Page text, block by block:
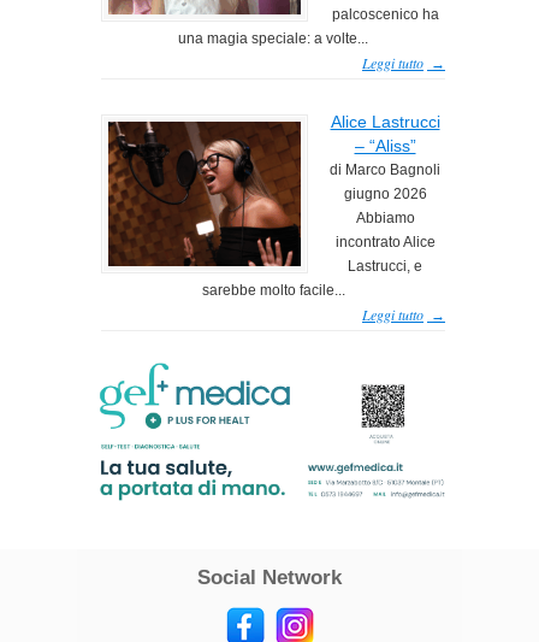
palcoscenico ha
una magia speciale: a volte...
Leggi tutto →
Alice Lastrucci
– “Aliss”
di Marco Bagnoli
giugno 2026
Abbiamo
incontrato Alice
Lastrucci, e
sarebbe molto facile...
Leggi tutto →
Social Network